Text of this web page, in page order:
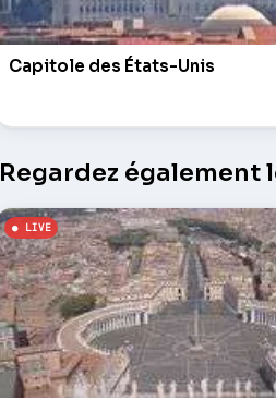
Capitole des États-Unis
Regardez également